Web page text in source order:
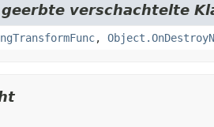
geerbte verschachtelte
,